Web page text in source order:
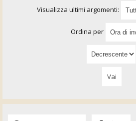
Visualizza ultimi argomenti:
Ordina per